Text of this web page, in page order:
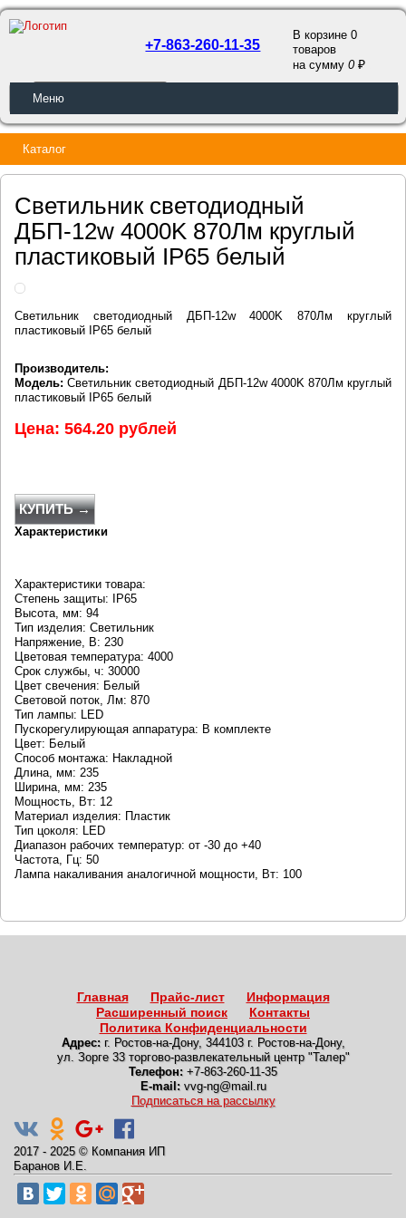
ОБРАТНЫЙ ЗВОНОК
+7-863-260-11-35
В корзине 0
товаров
на сумму0
Меню
Каталог
Светильник светодиодный
ДБП-12w 4000K 870Лм круглый
пластиковый IP65 белый
Светильник светодиодный ДБП-12w 4000K 870Лм круглый
пластиковый IP65 белый
Производитель:
Модель: Светильник светодиодный ДБП-12w 4000K 870Лм круглый
пластиковый IP65 белый
Цена: 564.20 рублей
КУПИТЬ →
Характеристики
Характеристики товара:
Степень защиты: IP65
Высота, мм: 94
Тип изделия: Светильник
Напряжение, В: 230
Цветовая температура: 4000
Срок службы, ч: 30000
Цвет свечения: Белый
Световой поток, Лм: 870
Тип лампы: LED
Пускорегулирующая аппаратура: В комплекте
Цвет: Белый
Способ монтажа: Накладной
Длина, мм: 235
Ширина, мм: 235
Мощность, Вт: 12
Материал изделия: Пластик
Тип цоколя: LED
Диапазон рабочих температур: от -30 до +40
Частота, Гц: 50
Лампа накаливания аналогичной мощности, Вт: 100
Главная Прайс-лист
Информация
Расширенный поиск
Контакты
Политика Конфиденциальности
Адрес: г. Ростов-на-Дону, 344103 г. Ростов-на-Дону,
ул. Зорге 33 торгово-развлекательный центр "Талер"
Телефон: +7-863-260-11-35
E-mail: vvg-ng@mail.ru
Подписаться на рассылку
2017 - 2025 © Компания ИП
Баранов И.Е.